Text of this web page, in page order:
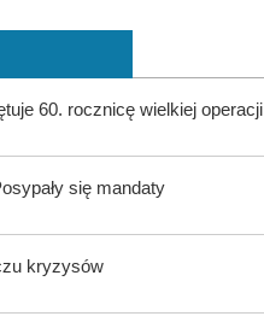
60. rocznicę wielkiej operacji
się mandaty
kryzysów